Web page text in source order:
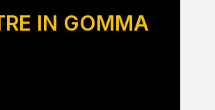
IN GOMMA